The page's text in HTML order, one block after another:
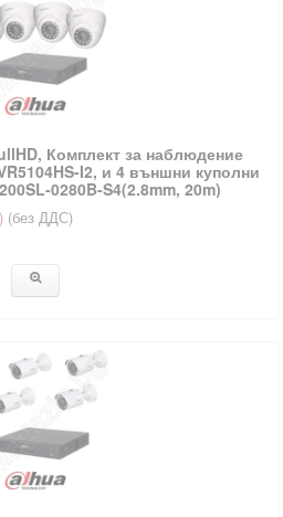
Комплект за наблюдение
I2, и 4 външни куполни
0280B-S4(2.8mm, 20m)
(без ДДС)